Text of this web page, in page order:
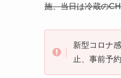
施、当日は冷蔵の
新型コロナ
止、事前予